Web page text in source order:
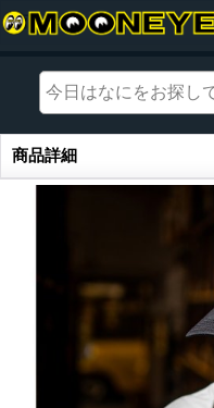
商品詳細
商品詳細